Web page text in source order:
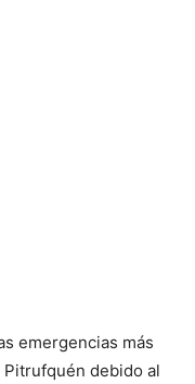
emergencias más
debido al